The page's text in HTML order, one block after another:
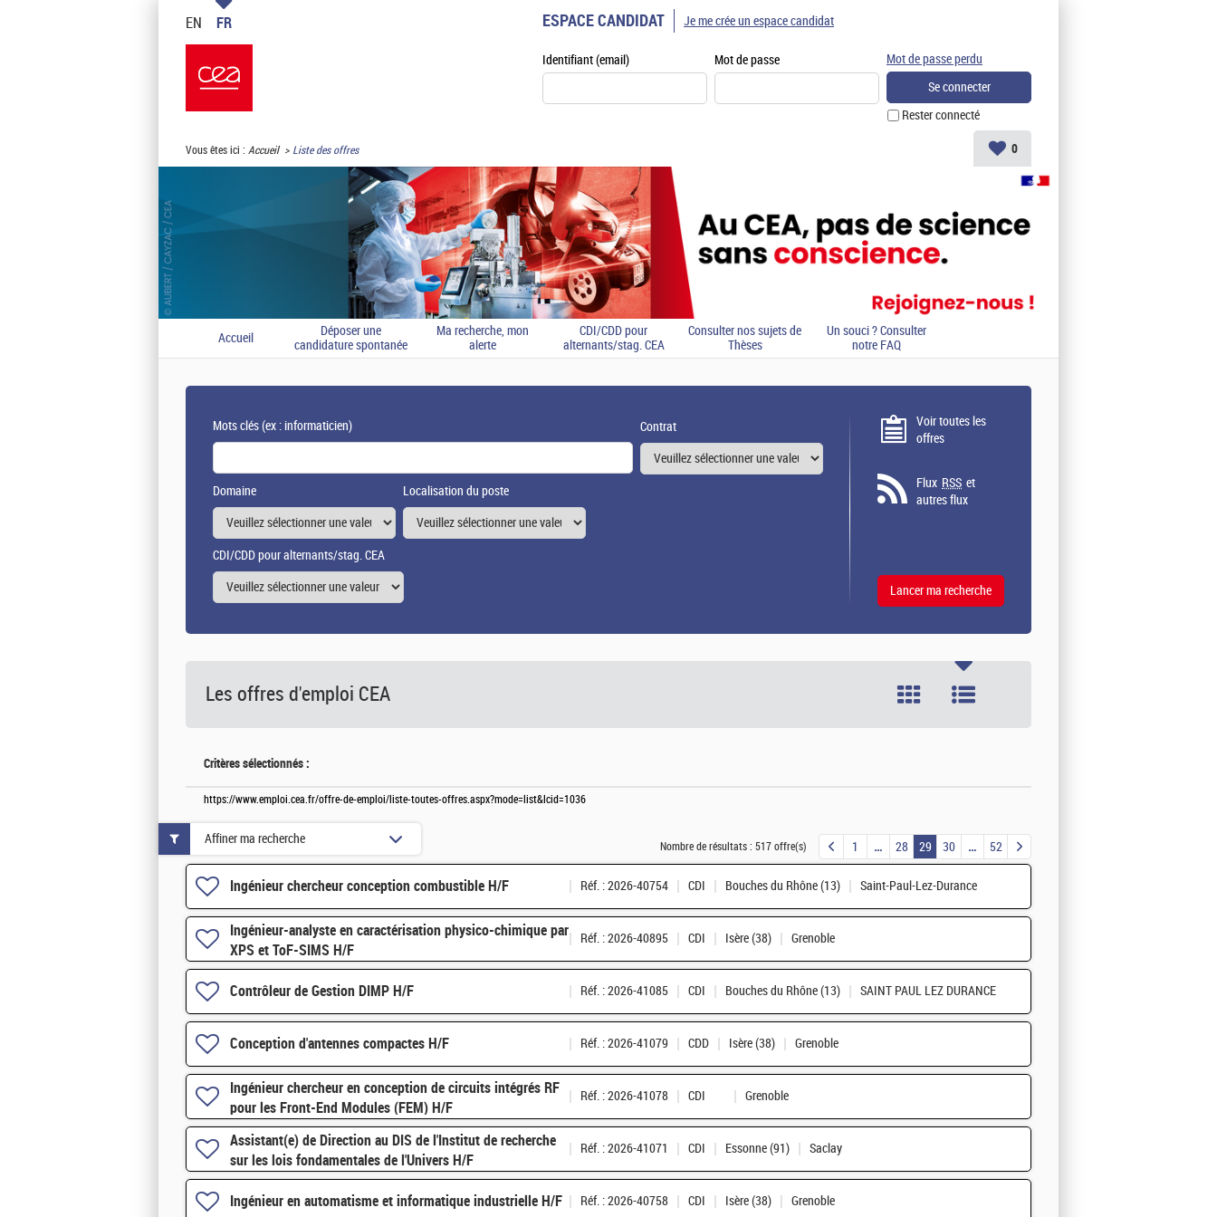
EN FR ESPACE CANDIDAT
Identifiant (email) Mot de passe
Rester connecté
Mot de passe perdu
Je me crée un espace candidat
Vous êtes ici : Accueil Liste des offres 0
Accueil
Déposer une
candidature spontanée
Ma recherche, mon
alerte
CDI/CDD pour
alternants/stag. CEA
Consulter nos sujets de
Thèses
Un souci ? Consulter
notre FAQ
Mots clés(ex : informaticien) Contrat
Domaine Localisation du poste
CDI/CDD pour alternants/stag. CEA
Voir toutes les
offres
Flux RSS et
autres flux
Les offres d'emploi CEA
Critères sélectionnés :
https://www.emploi.cea.fr/offre-de-emploi/liste-toutes-offres.aspx?mode=list&lcid=1036
Nombre de résultats : 517 offre(s) 1 28 29 30 52
Ingénieur chercheur conception combustible H/F Réf. : 2026-40754 CDI Bouches du Rhône (13) Saint-Paul-Lez-Durance
Ingénieur-analyste en caractérisation physico-chimique par
XPS et ToF-SIMS H/F
Réf. : 2026-40895 CDI Isère (38) Grenoble
Contrôleur de Gestion DIMP H/F Réf. : 2026-41085 CDI Bouches du Rhône (13) SAINT PAUL LEZ DURANCE
Conception d'antennes compactes H/F Réf. : 2026-41079 CDD Isère (38) Grenoble
Ingénieur chercheur en conception de circuits intégrés RF
pour les Front-End Modules (FEM) H/F
Réf. : 2026-41078 CDI Grenoble
Assistant(e) de Direction au DIS de l'Institut de recherche
sur les lois fondamentales de l'Univers H/F
Réf. : 2026-41071 CDI Essonne (91) Saclay
Ingénieur en automatisme et informatique industrielle H/F Réf. : 2026-40758 CDI Isère (38) Grenoble
Affiner ma recherche